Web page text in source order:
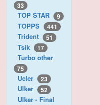
33
TOP STAR 9
TOPPS 441
Trident 51
Tsik 17
Turbo other
75
Ucler 23
Ulker 52
Ulker - Final